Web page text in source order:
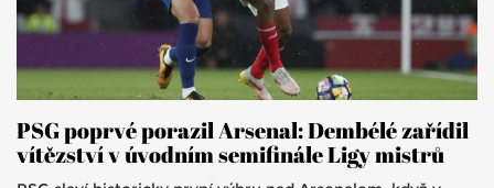
PSG poprvé porazil Arsenal: Dembélé zařídil
vítězství v úvodním semifinále Ligy mistrů